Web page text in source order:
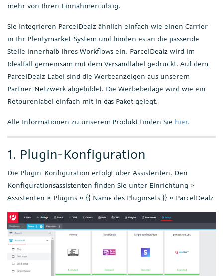
mehr von Ihren Einnahmen übrig.
Sie integrieren ParcelDealz ähnlich einfach wie einen Carrier
in Ihr Plentymarket-System und binden es an die passende
Stelle innerhalb Ihres Workflows ein. ParcelDealz wird im
Idealfall gemeinsam mit dem Versandlabel gedruckt. Auf dem
ParcelDealz Label sind die Werbeanzeigen aus unserem
Partner-Netzwerk abgebildet. Die Werbebeilage wird wie ein
Retourenlabel einfach mit in das Paket gelegt.
Alle Informationen zu unserem Produkt finden Sie hier.
1. Plugin-Konfiguration
Die Plugin-Konfiguration erfolgt über Assistenten. Den
Konfigurationsassistenten finden Sie unter Einrichtung »
Assistenten » Plugins » {{ Name des Pluginsets }} » ParcelDealz